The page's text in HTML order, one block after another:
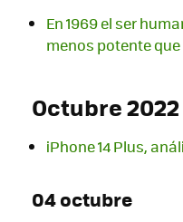
En 1969 el ser
menos potente
Octubre 2022
iPhone 14 Plus,
04 octubre